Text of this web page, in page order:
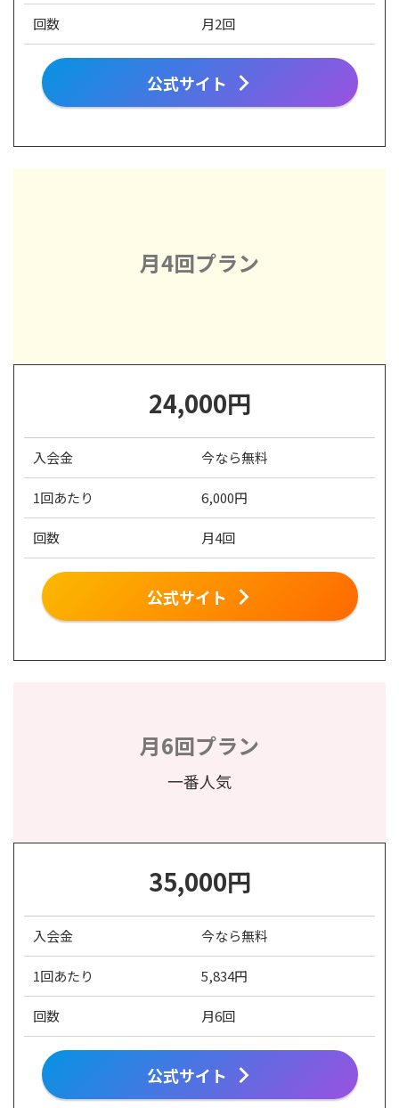
回数 月2回
公式サイト
月4回プラン
24,000円
入会金 今なら無料
1回あたり 6,000円
回数 月4回
公式サイト
月6回プラン
一番人気
35,000円
入会金 今なら無料
1回あたり 5,834円
回数 月6回
公式サイト